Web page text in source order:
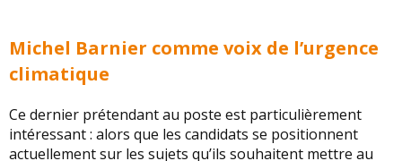
Michel Barnier comme voix de l’urgence
climatique
Ce dernier prétendant au poste est particulièrement
intéressant : alors que les candidats se positionnent
actuellement sur les sujets qu’ils souhaitent mettre au